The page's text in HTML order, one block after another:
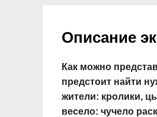
Описание
Как можно
предстоит найти
жители: кролики,
весело: чучело